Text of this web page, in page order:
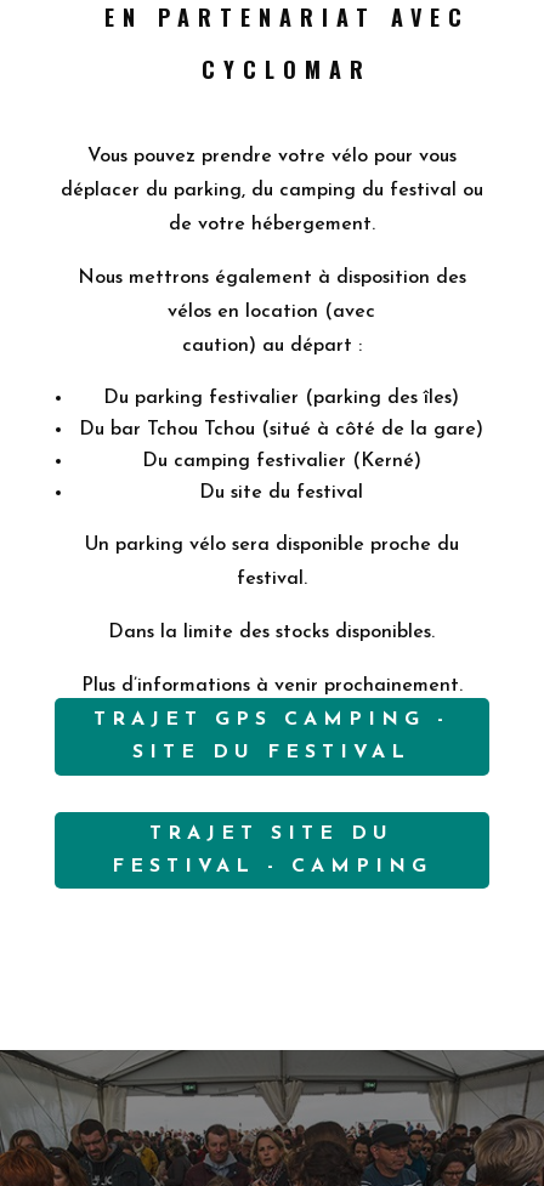
EN PARTENARIAT AVEC
CYCLOMAR
Vous pouvez prendre votre vélo pour vous
déplacer du parking, du camping du festival ou
de votre hébergement.
Nous mettrons également à disposition des
vélos en location (avec
caution) au départ :
Du parking festivalier (parking des îles)
Du bar Tchou Tchou (situé à côté de la gare)
Du camping festivalier (Kerné)
Du site du festival
Un parking vélo sera disponible proche du
festival.
Dans la limite des stocks disponibles.
Plus d’informations à venir prochainement.
TRAJET GPS CAMPING -
SITE DU FESTIVAL
TRAJET SITE DU
FESTIVAL - CAMPING